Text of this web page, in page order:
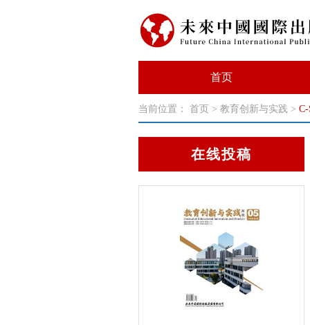
首页
当前位置： 首页 > 教育创新与实践 >
在线投稿